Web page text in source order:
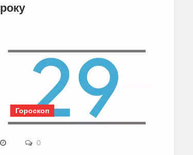
року
Гороскоп
0